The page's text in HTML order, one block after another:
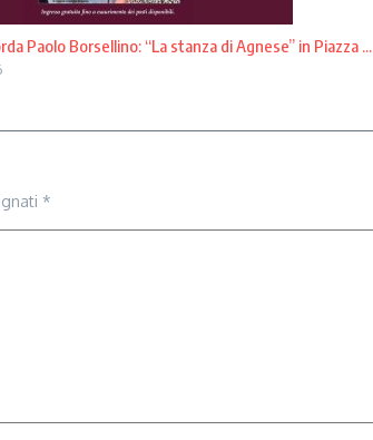
Paolo Borsellino: “La stanza di Agnese” in Piazza ...
*